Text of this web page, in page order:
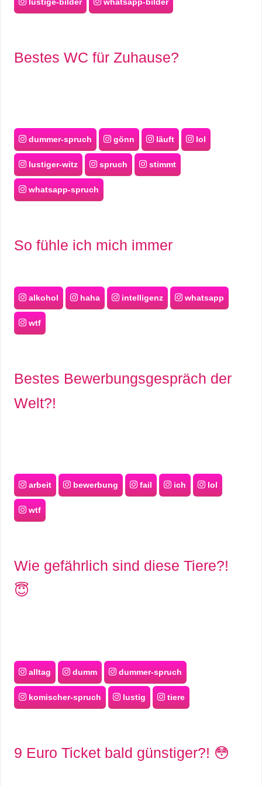
Bestes WC für Zuhause?
dummer-spruch gönn läuft lol
lustiger-witz spruch stimmt
whatsapp-spruch
So fühle ich mich immer
alkohol haha intelligenz whatsapp
wtf
Bestes Bewerbungsgespräch der
Welt?!
arbeit bewerbung fail ich lol
wtf
Wie gefährlich sind diese Tiere?!
😇
alltag dumm dummer-spruch
komischer-spruch lustig tiere
9 Euro Ticket bald günstiger?! 😳